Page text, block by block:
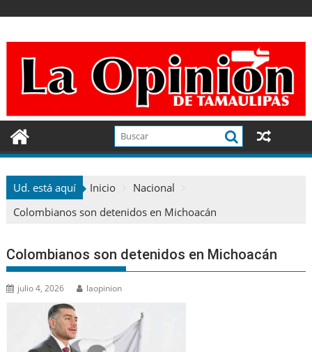
contenido
Ud. está aquí Inicio
Nacional
Colombianos son detenidos en Michoacán
Colombianos son detenidos en Michoacán
julio 4, 2026 laopinion